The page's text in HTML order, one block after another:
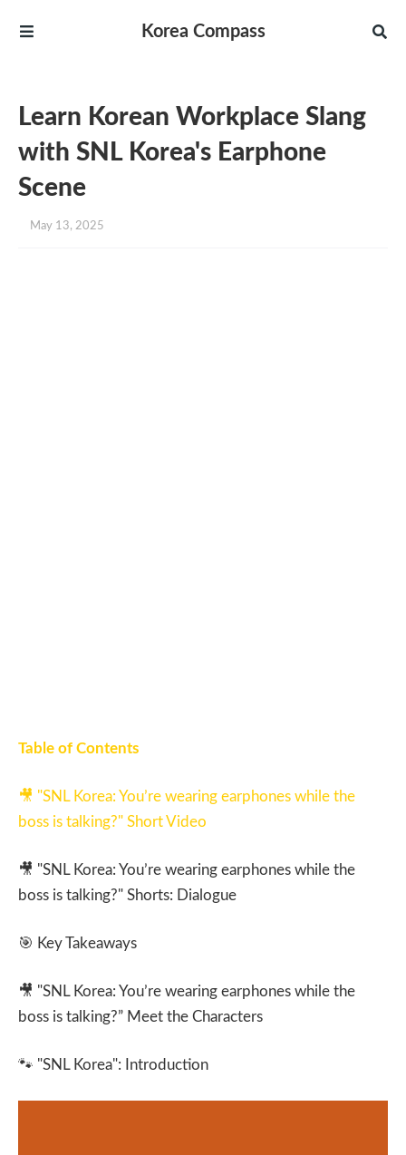
Korea Compass
Learn Korean Workplace Slang
with SNL Korea's Earphone
Scene
May 13, 2025
Table of Contents
🎥 "SNL Korea: You’re wearing earphones while the
boss is talking?" Short Video
🎥 "SNL Korea: You’re wearing earphones while the
boss is talking?" Shorts: Dialogue
🎯 Key Takeaways
🎥 "SNL Korea: You’re wearing earphones while the
boss is talking?” Meet the Characters
🐾 "SNL Korea": Introduction